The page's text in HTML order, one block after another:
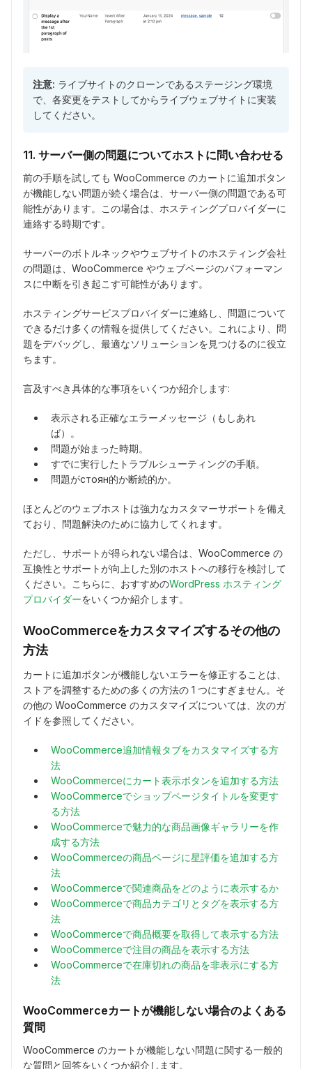
注意: ライブサイトのクローンであるステージング環境
で、各変更をテストしてからライブウェブサイトに実装
してください。
11. サーバー側の問題についてホストに問い合わせる
前の手順を試しても WooCommerce のカートに追加ボタン
が機能しない問題が続く場合は、サーバー側の問題である可
能性があります。この場合は、ホスティングプロバイダーに
連絡する時期です。
サーバーのボトルネックやウェブサイトのホスティング会社
の問題は、WooCommerce やウェブページのパフォーマン
スに中断を引き起こす可能性があります。
ホスティングサービスプロバイダーに連絡し、問題について
できるだけ多くの情報を提供してください。これにより、問
題をデバッグし、最適なソリューションを見つけるのに役立
ちます。
言及すべき具体的な事項をいくつか紹介します:
表示される正確なエラーメッセージ（もしあれ
ば）。
問題が始まった時期。
すでに実行したトラブルシューティングの手順。
問題がстоян的か断続的か。
ほとんどのウェブホストは強力なカスタマーサポートを備え
ており、問題解決のために協力してくれます。
ただし、サポートが得られない場合は、WooCommerce の
互換性とサポートが向上した別のホストへの移行を検討して
ください。こちらに、おすすめのWordPress ホスティング
プロバイダーをいくつか紹介します。
WooCommerceをカスタマイズするその他の
方法
カートに追加ボタンが機能しないエラーを修正することは、
ストアを調整するための多くの方法の 1 つにすぎません。そ
の他の WooCommerce のカスタマイズについては、次のガ
イドを参照してください。
WooCommerce追加情報タブをカスタマイズする方
法
WooCommerceにカート表示ボタンを追加する方法
WooCommerceでショップページタイトルを変更す
る方法
WooCommerceで魅力的な商品画像ギャラリーを作
成する方法
WooCommerceの商品ページに星評価を追加する方
法
WooCommerceで関連商品をどのように表示するか
WooCommerceで商品カテゴリとタグを表示する方
法
WooCommerceで商品概要を取得して表示する方法
WooCommerceで注目の商品を表示する方法
WooCommerceで在庫切れの商品を非表示にする方
法
WooCommerceカートが機能しない場合のよくある
質問
WooCommerce のカートが機能しない問題に関する一般的
な質問と回答をいくつか紹介します。